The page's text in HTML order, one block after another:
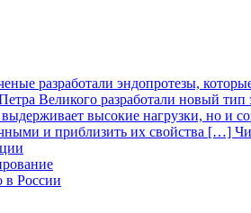
разработали эндопротезы,
Великого разработали новый
высокие нагрузки, но и
и приблизить их свойства […]
в России